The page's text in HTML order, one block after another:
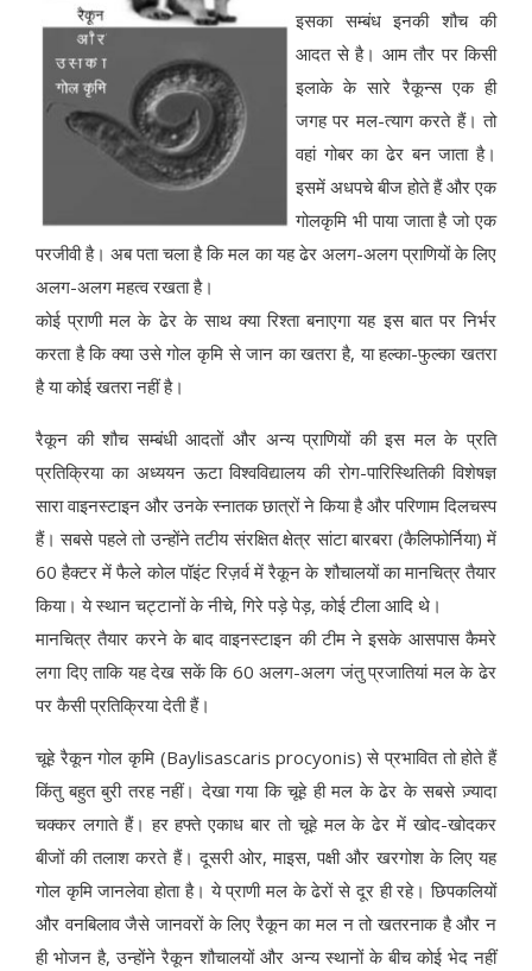
इसका सम्बंध इनकी शौच की
आदत से है। आम तौर पर किसी
इलाके के सारे रैकून्स एक ही
जगह पर मल-त्याग करते हैं। तो
वहां गोबर का ढेर बन जाता है।
इसमें अधपचे बीज होते हैं और एक
गोलकृमि भी पाया जाता है जो एक
परजीवी है। अब पता चला है कि मल का यह ढेर अलग-अलग प्राणियों के लिए
अलग-अलग महत्व रखता है।
कोई प्राणी मल के ढेर के साथ क्या रिश्ता बनाएगा यह इस बात पर निर्भर
करता है कि क्या उसे गोल कृमि से जान का खतरा है, या हल्का-फुल्का खतरा
है या कोई खतरा नहीं है।
रैकून की शौच सम्बंधी आदतों और अन्य प्राणियों की इस मल के प्रति
प्रतिक्रिया का अध्ययन ऊटा विश्वविद्यालय की रोग-पारिस्थितिकी विशेषज्ञ
सारा वाइनस्टाइन और उनके स्नातक छात्रों ने किया है और परिणाम दिलचस्प
हैं। सबसे पहले तो उन्होंने तटीय संरक्षित क्षेत्र सांटा बारबरा (कैलिफोर्निया) में
60 हैक्टर में फैले कोल पॉइंट रिज़र्व में रैकून के शौचालयों का मानचित्र तैयार
किया। ये स्थान चट्टानों के नीचे, गिरे पड़े पेड़, कोई टीला आदि थे।
मानचित्र तैयार करने के बाद वाइनस्टाइन की टीम ने इसके आसपास कैमरे
लगा दिए ताकि यह देख सकें कि 60 अलग-अलग जंतु प्रजातियां मल के ढेर
पर कैसी प्रतिक्रिया देती हैं।
चूहे रैकून गोल कृमि (Baylisascaris procyonis) से प्रभावित तो होते हैं
किंतु बहुत बुरी तरह नहीं। देखा गया कि चूहे ही मल के ढेर के सबसे ज़्यादा
चक्कर लगाते हैं। हर हफ्ते एकाध बार तो चूहे मल के ढेर में खोद-खोदकर
बीजों की तलाश करते हैं। दूसरी ओर, माइस, पक्षी और खरगोश के लिए यह
गोल कृमि जानलेवा होता है। ये प्राणी मल के ढेरों से दूर ही रहे। छिपकलियों
और वनबिलाव जैसे जानवरों के लिए रैकून का मल न तो खतरनाक है और न
ही भोजन है, उन्होंने रैकून शौचालयों और अन्य स्थानों के बीच कोई भेद नहीं